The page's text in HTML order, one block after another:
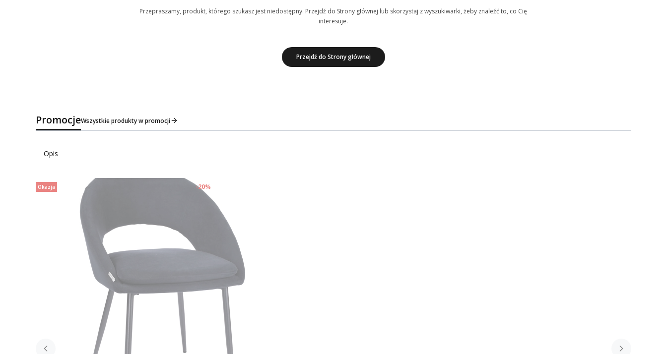
Przepraszamy, produkt, którego szukasz jest niedostępny. Przejdź do Strony głównej lub skorzystaj z wyszukiwarki, żeby znaleźć to, co Cię
interesuje.
Przejdź do Strony głównej
PromocjeWszystkie produkty w promocji
Opis
Okazja -20%